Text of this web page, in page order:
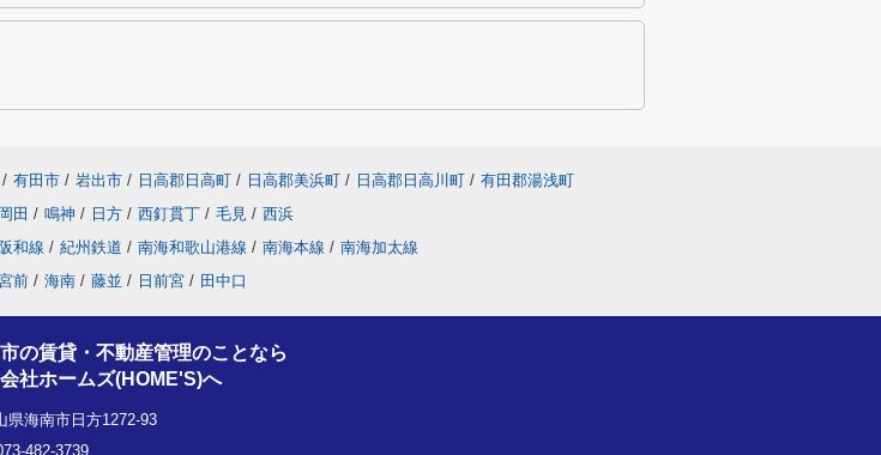
/ 有田市 / 岩出市 / 日高郡日高町 / 日高郡美浜町 / 日高郡日高川町 / 有田郡湯浅町
岡田 / 鳴神 / 日方 / 西釘貫丁 / 毛見 / 西浜
阪和線 / 紀州鉄道 / 南海和歌山港線 / 南海本線 / 南海加太線
前 / 海南 / 藤並 / 日前宮 / 田中口
の賃貸・不動産管理のことなら
社ホームズ(HOME'S)へ
県海南市日方1272-93
482-3739